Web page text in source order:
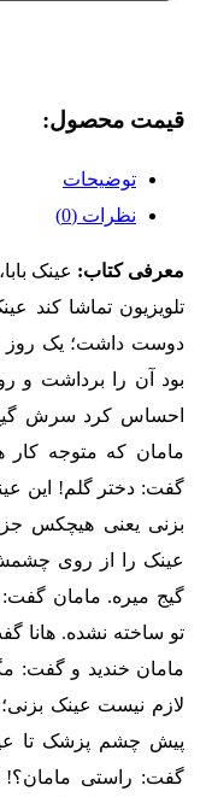
قیمت محصول:​
توضیحات
نظرات (0)
معرفی کتاب: عینک
تلویزیون تماشا کند
دوست داشت؛ یک روز
بود آن را برداشت و
احساس کرد سرش
مامان که متوجه
گفت: دختر گلم! این
بزنی یعنی هیچکس جز
عینک را از روی
گیج میره. مامان
تو ساخته نشده. هانا
مامان خندید و گفت:
لازم نیست عینک
پیش چشم پزشک تا
گفت: راستی